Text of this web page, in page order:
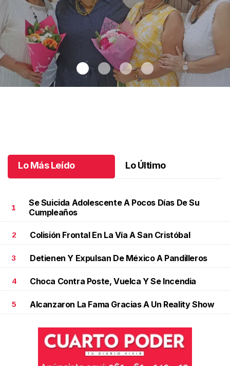
Lo Más Leído Lo Último
1
Se Suicida Adolescente A Pocos Días De Su
Cumpleaños
2 Colisión Frontal En La Vía A San Cristóbal
3 Detienen Y Expulsan De México A Pandilleros
4 Choca Contra Poste, Vuelca Y Se Incendia
5 Alcanzaron La Fama Gracias A Un Reality Show